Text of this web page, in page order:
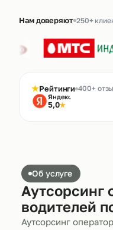
Нам доверяют 250+
★Рейтинги 400+
Яндекс
5,0★
Об услуге
Аутсорсинг
водителей
Аутсорсинг